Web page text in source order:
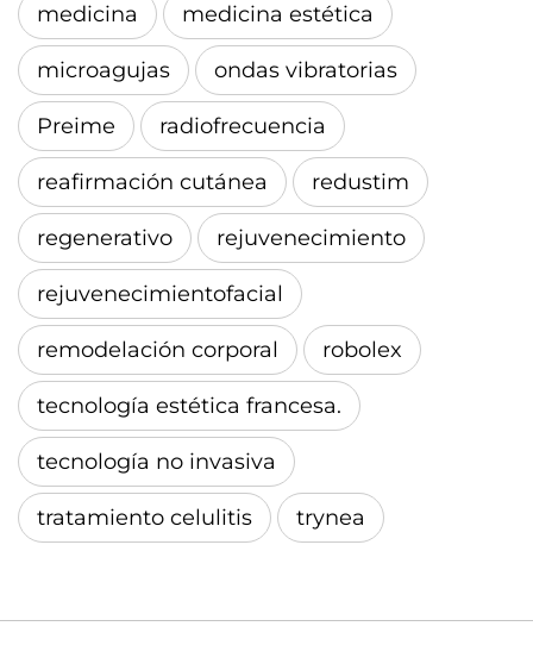
medicina medicina estética
microagujas ondas vibratorias
Preime radiofrecuencia
reafirmación cutánea redustim
regenerativo rejuvenecimiento
rejuvenecimientofacial
remodelación corporal robolex
tecnología estética francesa.
tecnología no invasiva
tratamiento celulitis trynea